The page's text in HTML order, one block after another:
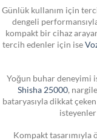
Günlük kullanım için
dengeli
kompakt bir cihaz
tercih edenler için ise
Yoğun buhar deneyimi
Shisha 25000 ,
bataryasıyla dikkat çeken
Kompakt tasarımıyla